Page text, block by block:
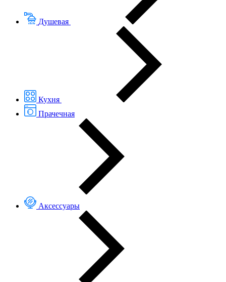
Душевая
Кухня
Прачечная
Аксессуары